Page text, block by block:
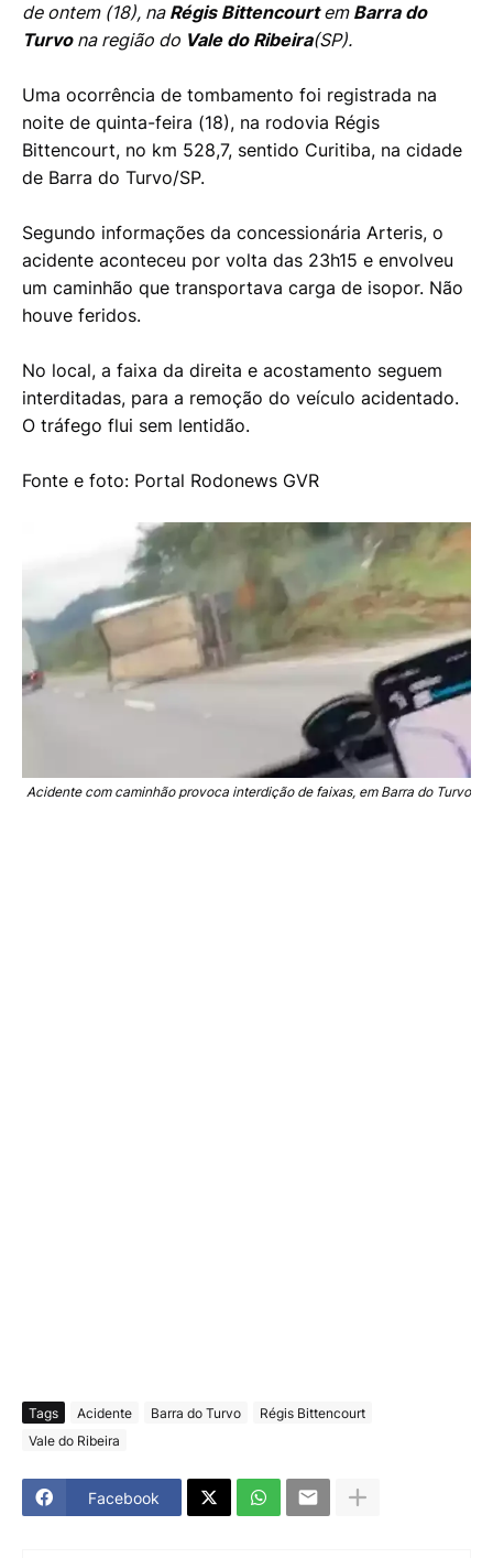
de ontem (18), na Régis Bittencourtem Barra do
Turvona região do Vale do Ribeira(SP).
Uma ocorrência de tombamento foi registrada na
noite de quinta-feira (18), na rodovia Régis
Bittencourt, no km 528,7, sentido Curitiba, na cidade
de Barra do Turvo/SP.
Segundo informações da concessionária Arteris, o
acidente aconteceu por volta das 23h15 e envolveu
um caminhão que transportava carga de isopor. Não
houve feridos.
No local, a faixa da direita e acostamento seguem
interditadas, para a remoção do veículo acidentado.
O tráfego flui sem lentidão.
Fonte e foto: Portal Rodonews GVR
Acidente com caminhão provoca interdição de faixas, em Barra do Turvo
Tags Acidente Barra do Turvo
Régis Bittencourt
Vale do Ribeira
Facebook